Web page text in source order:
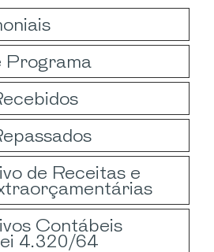
Programa
de Receitas e
Contábeis
4.320/64